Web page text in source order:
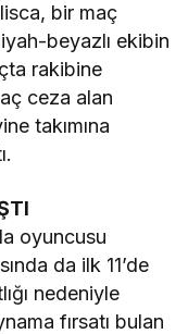
bir maç
beyazlı ekibin
rakibine
ceza alan
takımına
oyuncusu
da ilk 11’de
nedeniyle
fırsatı bulan